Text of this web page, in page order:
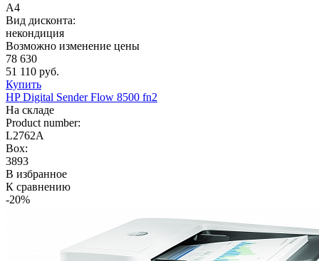
A4
Вид дисконта:
некондиция
Возможно изменение цены
78 630
51 110 руб.
Купить
HP Digital Sender Flow 8500 fn2
На складе
Product number:
L2762A
Box:
3893
В избранное
К сравнению
-20%